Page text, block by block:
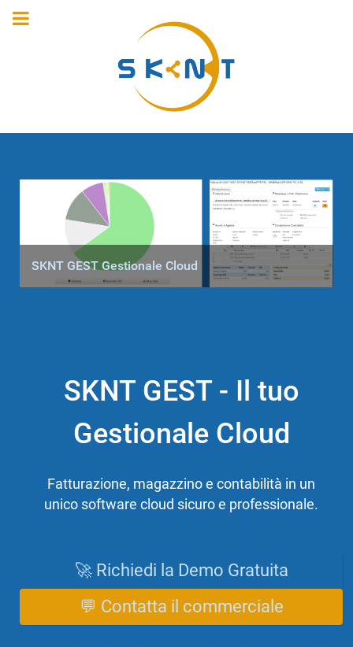
SKNT GEST Gestionale Cloud
SKNT GEST - Il tuo
Gestionale Cloud
Fatturazione, magazzino e contabilità in un
unico software cloud sicuro e professionale.
🚀 Richiedi la Demo Gratuita
💬 Contatta il commerciale